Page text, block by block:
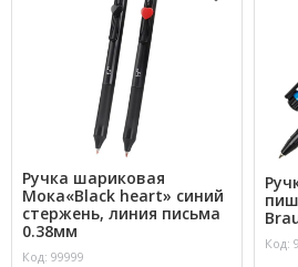
Ручка шариковая
Мока«Black heart» синий
стержень, линия письма
0.38мм
Код: 99999
Код: